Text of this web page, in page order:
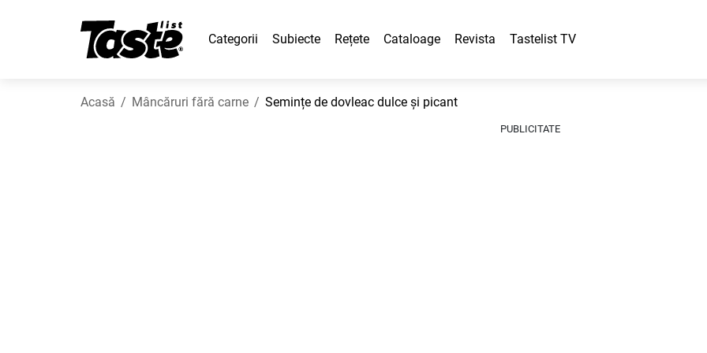
Categorii Subiecte Rețete Cataloage Revista Tastelist TV
Acasă Mâncăruri fără carne Semințe de dovleac dulce și picant
PUBLICITATE